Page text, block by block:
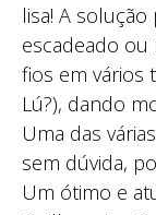
lisa! A
escadeado
fios em vários
Lú?), dando
Uma das
sem dúvida,
Um ótimo e